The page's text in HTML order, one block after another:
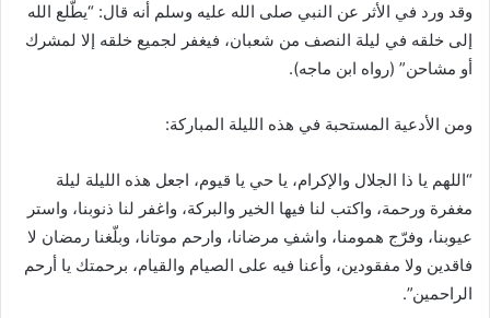
وقد ورد في الأثر عن النبي صلى الله عليه وسلم أنه قال: “يطّلع الله
إلى خلقه في ليلة النصف من شعبان، فيغفر لجميع خلقه إلا لمشرك
أو مشاحن” (رواه ابن ماجه).
ومن الأدعية المستحبة في هذه الليلة المباركة:
“اللهم يا ذا الجلال والإكرام، يا حي يا قيوم، اجعل هذه الليلة ليلة
مغفرة ورحمة، واكتب لنا فيها الخير والبركة، واغفر لنا ذنوبنا، واستر
عيوبنا، وفرّج همومنا، واشفِ مرضانا، وارحم موتانا، وبلّغنا رمضان لا
فاقدين ولا مفقودين، وأعنا فيه على الصيام والقيام، برحمتك يا أرحم
الراحمين”.